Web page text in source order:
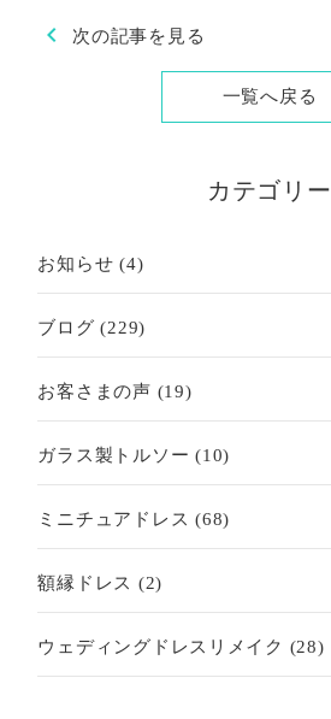
chevron_left 次の記事を見る
一覧へ戻る
カテゴリー
お知らせ (4)
ブログ (229)
お客さまの声 (19)
ガラス製トルソー (10)
ミニチュアドレス (68)
額縁ドレス (2)
ウェディングドレスリメイク (28)